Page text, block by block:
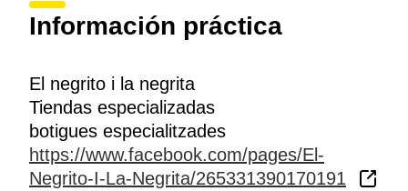
Información práctica
El negrito i la negrita
Tiendas especializadas
botigues especialitzades
https://www.facebook.com/pages/El-
Negrito-I-La-Negrita/265331390170191